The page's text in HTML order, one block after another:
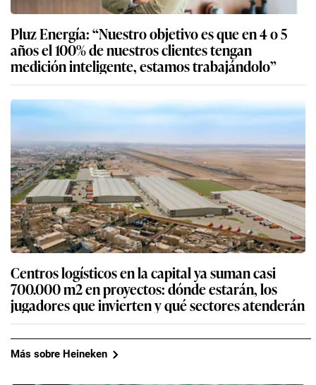
Pluz Energía: “Nuestro objetivo es que en 4 o 5
años el 100% de nuestros clientes tengan
medición inteligente, estamos trabajándolo”
Centros logísticos en la capital ya suman casi
700.000 m2 en proyectos: dónde estarán, los
jugadores que invierten y qué sectores atenderán
Más sobre Heineken